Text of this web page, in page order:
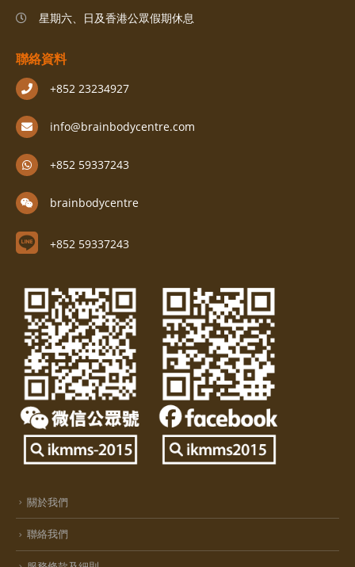
星期六、日及香港公眾假期休息
聯絡資料
+852 23234927
info@brainbodycentre.com
+852 59337243
brainbodycentre
+852 59337243
關於我們
聯絡我們